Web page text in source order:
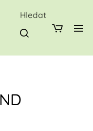
Hledat